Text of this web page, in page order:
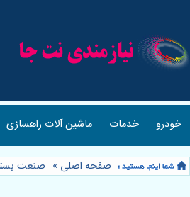
خودرو خدمات ماشین آلات راهسازی
صفحه اصلی » صنعت